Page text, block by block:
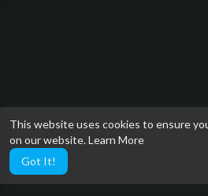
This website uses cookies to ensure
on our website.Learn More
Got It!